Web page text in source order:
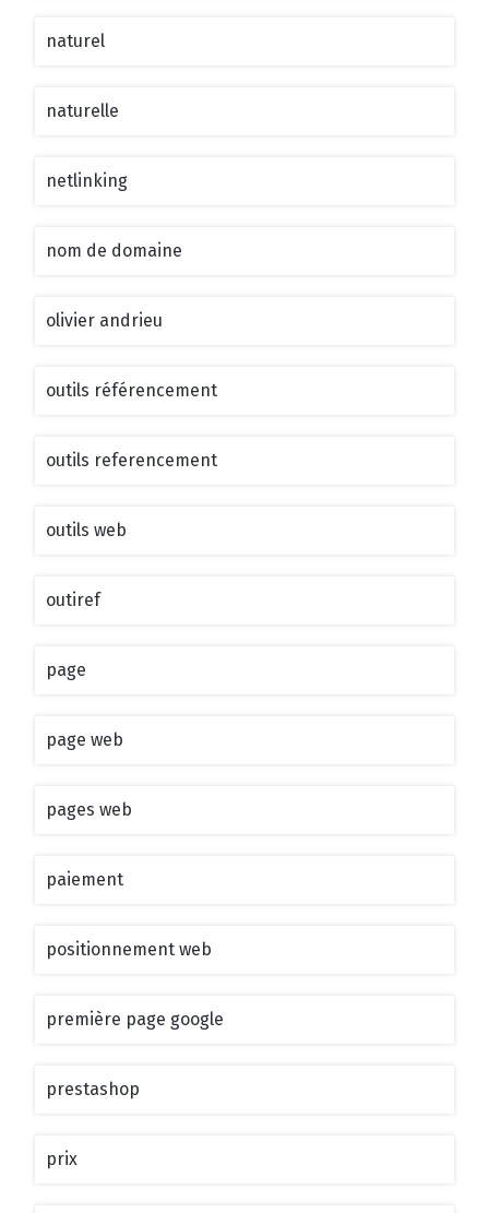
naturel
naturelle
netlinking
nom de domaine
olivier andrieu
outils référencement
outils referencement
outils web
outiref
page
page web
pages web
paiement
positionnement web
première page google
prestashop
prix